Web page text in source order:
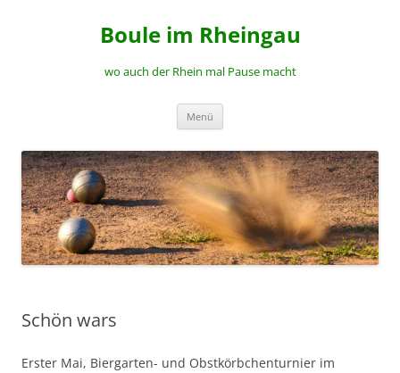
Boule im Rheingau
wo auch der Rhein mal Pause macht
Menü
Schön wars
Erster Mai, Biergarten- und Obstkörbchenturnier im